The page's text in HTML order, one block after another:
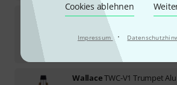
Cookies ablehnen
Impressum ·
WallaceTWC-511 Tenor
Sofort lieferbar
WallaceTWC-V1 Trumpet Alu